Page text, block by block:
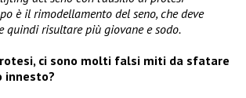
è il rimodellamento del seno, che deve
quindi risultare più giovane e sodo.
ci sono molti falsi miti da sfatare
innesto?